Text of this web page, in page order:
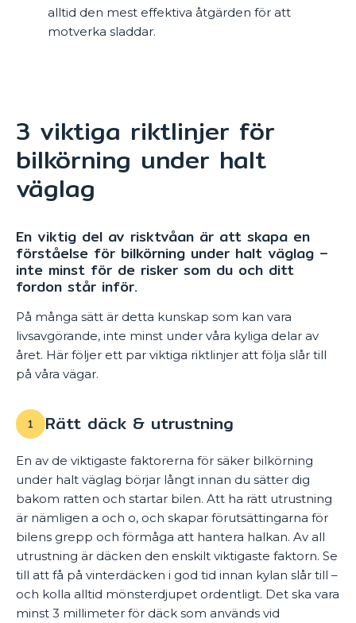
alltid den mest effektiva åtgärden för att
motverka sladdar.
3 viktiga riktlinjer för
bilkörning under halt
väglag
En viktig del av risktvåan är att skapa en
förståelse för bilkörning under halt väglag –
inte minst för de risker som du och ditt
fordon står inför.
På många sätt är detta kunskap som kan vara
livsavgörande, inte minst under våra kyliga delar av
året. Här följer ett par viktiga riktlinjer att följa slår till
på våra vägar.
Rätt däck & utrustning
En av de viktigaste faktorerna för säker bilkörning
under halt väglag börjar långt innan du sätter dig
bakom ratten och startar bilen. Att ha rätt utrustning
är nämligen a och o, och skapar förutsättingarna för
bilens grepp och förmåga att hantera halkan. Av all
utrustning är däcken den enskilt viktigaste faktorn. Se
till att få på vinterdäcken i god tid innan kylan slår till –
och kolla alltid mönsterdjupet ordentligt. Det ska vara
minst 3 millimeter för däck som används vid